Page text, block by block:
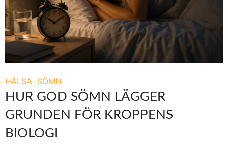
HÄLSA SÖMN
HUR GOD SÖMN LÄGGER
GRUNDEN FÖR KROPPENS
BIOLOGI